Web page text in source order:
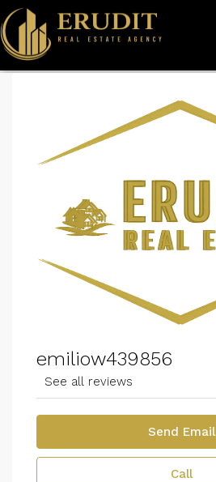
emiliow439856
See all reviews
Send Email
Call